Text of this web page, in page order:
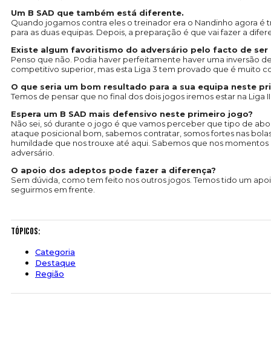
Um B SAD que também está diferente.
Quando jogamos contra eles o treinador era o Nandinho agora
para as duas equipas. Depois, a preparação é que vai fazer a
Existe algum favoritismo do adversário pelo facto de ser
Penso que não. Podia haver perfeitamente haver uma inversão
competitivo superior, mas esta Liga 3 tem provado que é muito
O que seria um bom resultado para a sua equipa neste
Temos de pensar que no final dos dois jogos iremos estar na
Espera um B SAD mais defensivo neste primeiro jogo?
Não sei, só durante o jogo é que vamos perceber que tipo de
ataque posicional bom, sabemos contratar, somos fortes nas
humildade que nos trouxe até aqui. Sabemos que nos
adversário.
O apoio dos adeptos pode fazer a diferença?
Sem dúvida, como tem feito nos outros jogos. Temos tido um
seguirmos em frente.
Tópicos:
Categoria
Destaque
Região